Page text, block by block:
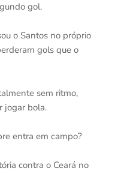
gol.
o Santos no próprio
gols que o
sem ritmo,
jogar bola.
entra em campo?
contra o Ceará no